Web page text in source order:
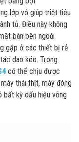
lớp vỏ giúp triệt tiêu
tủ. Điều này không
bàn bên ngoài
gặp ở các thiết bị rẻ
dao kéo. Trong
có thể chịu được
thái thịt, máy đóng
bất kỳ dấu hiệu võng